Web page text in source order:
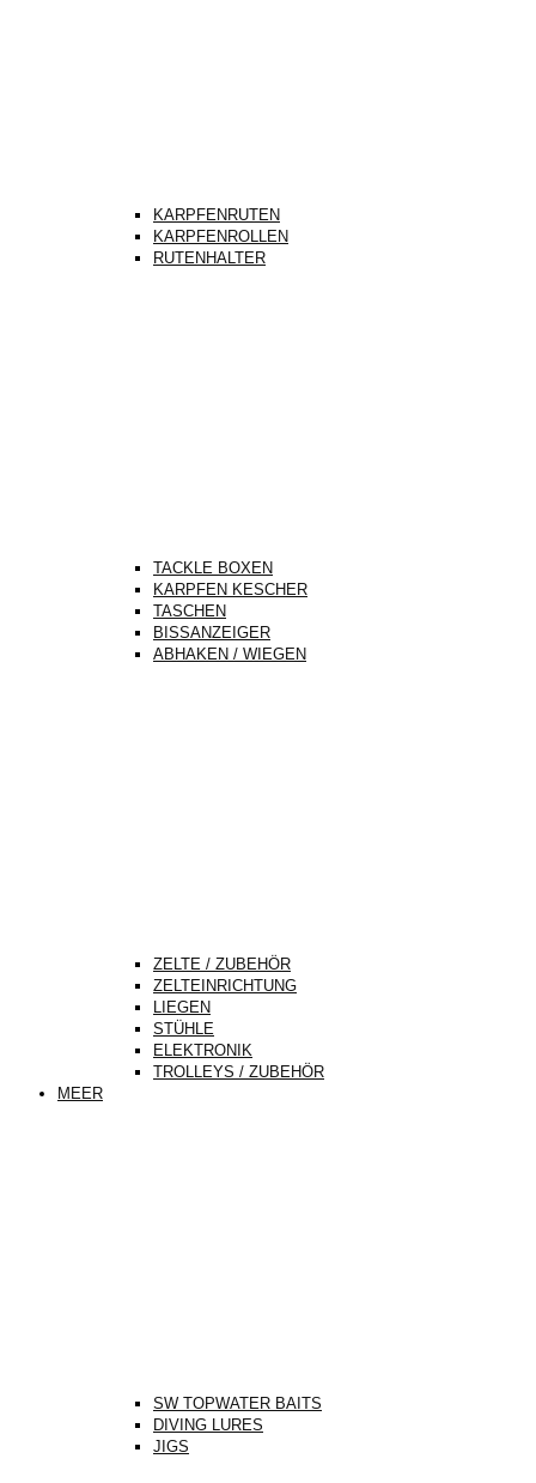
KARPFENRUTEN
KARPFENROLLEN
RUTENHALTER
TACKLE BOXEN
KARPFEN KESCHER
TASCHEN
BISSANZEIGER
ABHAKEN / WIEGEN
ZELTE / ZUBEHÖR
ZELTEINRICHTUNG
LIEGEN
STÜHLE
ELEKTRONIK
TROLLEYS / ZUBEHÖR
MEER
SW TOPWATER BAITS
DIVING LURES
JIGS